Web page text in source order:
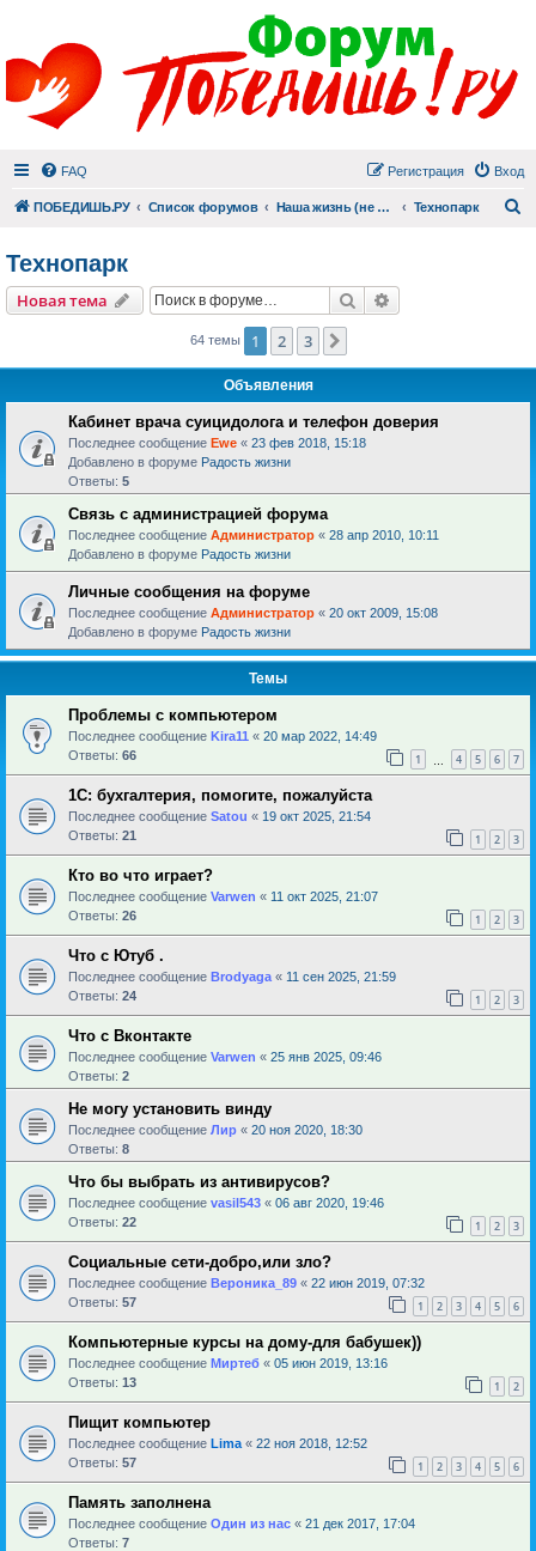
FAQ Вход
Регистрация
ПОБЕДИШЬ.РУ Список форумов Наша жизнь (не всё же о суициде!) Технопарк
Технопарк
Новая тема Поиск
64 темы 1 2 3
Объявления
Кабинет врача суицидолога и телефон доверия
Последнее сообщение Ewe « 23 фев 2018, 15:18
Добавлено в форуме Радость жизни
Ответы: 5
Связь с администрацией форума
Последнее сообщение Администратор « 28 апр 2010, 10:11
Добавлено в форуме Радость жизни
Личные сообщения на форуме
Последнее сообщение Администратор « 20 окт 2009, 15:08
Добавлено в форуме Радость жизни
Темы
Проблемы с компьютером
Последнее сообщение Kira11 « 20 мар 2022, 14:49
Ответы: 66 1 4 5 6 7
1С: бухгалтерия, помогите, пожалуйста
Последнее сообщение Satou « 19 окт 2025, 21:54
Ответы: 21 1 2 3
Кто во что играет?
Последнее сообщение Varwen « 11 окт 2025, 21:07
Ответы: 26 1 2 3
Что с Ютуб .
Последнее сообщение Brodyaga « 11 сен 2025, 21:59
Ответы: 24 1 2 3
Что с Вконтакте
Последнее сообщение Varwen « 25 янв 2025, 09:46
Ответы: 2
Не могу установить винду
Последнее сообщение Лир « 20 ноя 2020, 18:30
Ответы: 8
Что бы выбрать из антивирусов?
Последнее сообщение vasil543 « 06 авг 2020, 19:46
Ответы: 22 1 2 3
Социальные сети-добро,или зло?
Последнее сообщение Вероника_89 « 22 июн 2019, 07:32
Ответы: 57 1 2 3 4 5 6
Компьютерные курсы на дому-для бабушек))
Последнее сообщение Миртеб « 05 июн 2019, 13:16
Ответы: 13 1 2
Пищит компьютер
Последнее сообщение Lima « 22 ноя 2018, 12:52
Ответы: 57 1 2 3 4 5 6
Память заполнена
Последнее сообщение Один из нас « 21 дек 2017, 17:04
Ответы: 7